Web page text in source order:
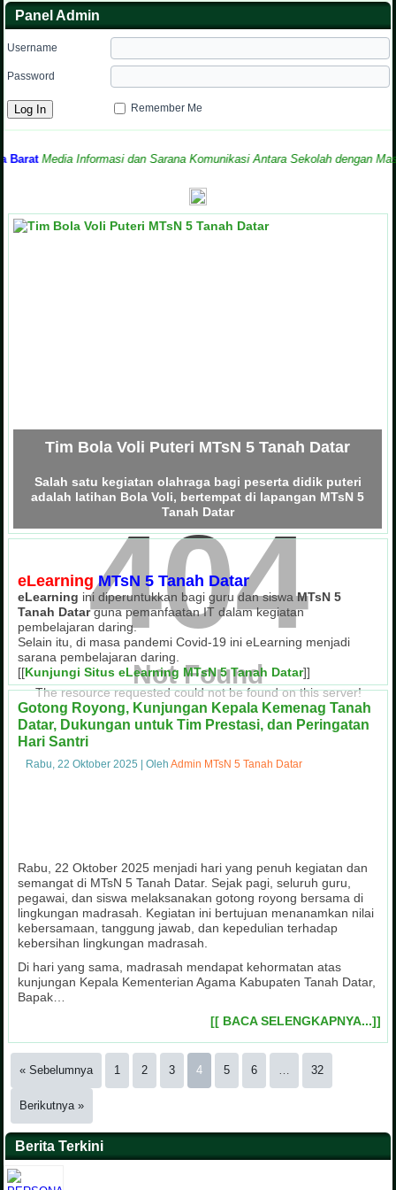
Panel Admin
Username
Password
Remember Me
Media Informasi dan Sarana Komunikasi Antara Sekolah dengan
Usaha Kesehatan Sekolah (UKS)
Tim Bola Voli Puteri MTsN 5 Tanah Datar
Salah satu kegiatan olahraga bagi peserta didik puteri
adalah latihan Bola Voli, bertempat di lapangan MTsN 5
Tanah Datar
Team Drum Band MTsN 5
Tanaman Obat Keluarga (Toga)
PKKM MTsN 5 Tanah Datar oleh Kanwil
Perpustakaan MTsN 5
Pendaftaran Peserta Didik Baru (PPDB)
Pasukan Pengibar Bendera (Paskibra)
Mushalla MTsN 5 Tanah
Kegiatan Muhadharah Siswa
eLearningMTsN 5 Tanah Datar
eLearning ini diperuntukkan bagi guru dan siswaMTsN 5
Tanah Datarguna pemanfaatan IT dalam kegiatan
pembelajaran daring.
Selain itu, di masa pandemi Covid-19 ini eLearning menjadi
sarana pembelajaran daring.
[[Kunjungi Situs eLearning MTsN 5 Tanah Datar]]
Gotong Royong, Kunjungan Kepala Kemenag Tanah
Datar, Dukungan untuk Tim Prestasi, dan Peringatan
Hari Santri
Rabu, 22 Oktober 2025 |Oleh Admin MTsN 5 Tanah Datar
Rabu, 22 Oktober 2025 menjadi hari yang penuh kegiatan dan
semangat di MTsN 5 Tanah Datar. Sejak pagi, seluruh guru,
pegawai, dan siswa melaksanakan gotong royong bersama di
lingkungan madrasah. Kegiatan ini bertujuan menanamkan nilai
kebersamaan, tanggung jawab, dan kepedulian terhadap
kebersihan lingkungan madrasah.
Di hari yang sama, madrasah mendapat kehormatan atas
kunjungan Kepala Kementerian Agama Kabupaten Tanah Datar,
Bapak…
[[ BACA SELENGKAPNYA...]]
« Sebelumnya 1 2 3 4 5 6 32
Berikutnya »
Berita Terkini
404
Not Found
The resource requested could not be found on this server!